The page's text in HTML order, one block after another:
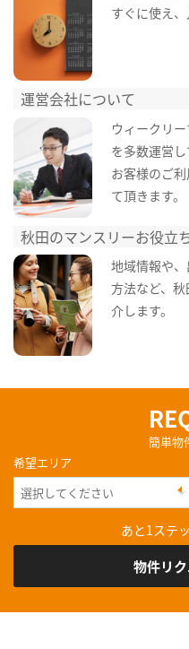
すぐに使え
運営会社について
ウィークリ
を多数運営し
お客様のご
て頂きます。
秋田のマンスリーお役立
地域情報や
方法など、
介します。
簡単物
希望エリア
あと1ステ
物件リ